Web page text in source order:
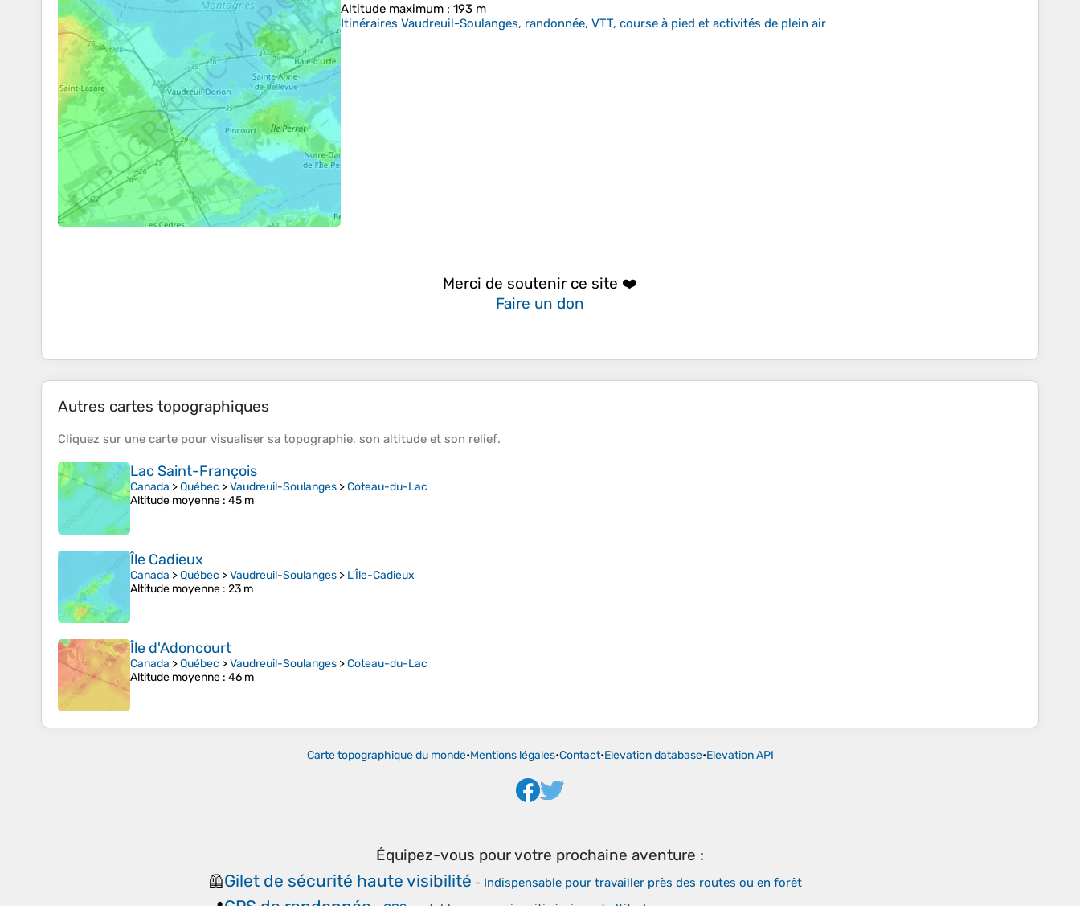
Altitude maximum : 193 m
Itinéraires Vaudreuil-Soulanges, randonnée, VTT, course à pied et activités de plein air
Merci de soutenir ce site ❤️
Faire un don
Autres cartes topographiques
Cliquez sur une carte pour visualiser sa topographie, son altitude et son relief.
Lac Saint-François
Canada >Québec >Vaudreuil-Soulanges >Coteau-du-Lac
Altitude moyenne : 45 m
Île Cadieux
Canada >Québec >Vaudreuil-Soulanges > L'Île-Cadieux
Altitude moyenne : 23 m
Île d'Adoncourt
Canada >Québec >Vaudreuil-Soulanges >Coteau-du-Lac
Altitude moyenne : 46 m
Carte topographique du monde•Mentions légales•Contact•Elevation database•Elevation API
Équipez-vous pour votre prochaine aventure :
🦺Gilet de sécurité haute visibilité - Indispensable pour travailler près des routes ou en forêt